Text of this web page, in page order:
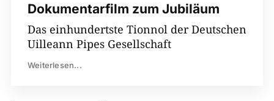
Dokumentarfilm zum Jubiläum
Das einhundertste Tionnol der Deutschen
Uilleann Pipes Gesellschaft
Weiterlesen...